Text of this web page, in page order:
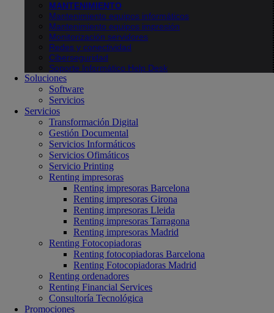
MANTENIMIENTO
Mantenimiento equipos informáticos
Mantenimiento equipos impresión
Monitorización servidores
Redes y conectividad
Ciberseguridad
Soporte Informático Help Desk
Soluciones
Software
Servicios
Servicios
Transformación Digital
Gestión Documental
Servicios Informáticos
Servicios Ofimáticos
Servicio Printing
Renting impresoras
Renting impresoras Barcelona
Renting impresoras Girona
Renting impresoras Lleida
Renting impresoras Tarragona
Renting impresoras Madrid
Renting Fotocopiadoras
Renting fotocopiadoras Barcelona
Renting Fotocopiadoras Madrid
Renting ordenadores
Renting Financial Services
Consultoría Tecnológica
Promociones